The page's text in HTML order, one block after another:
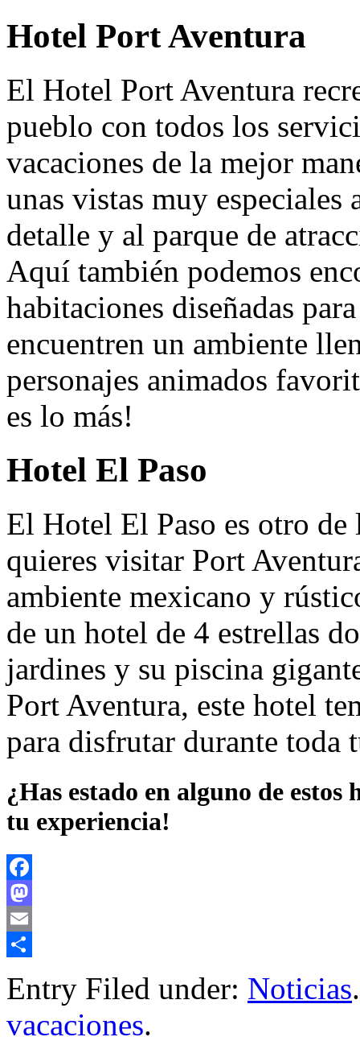
Hotel Port Aventura
El Hotel Port Aventura
pueblo con todos los
vacaciones de la mejor
unas vistas muy especiales
detalle y al parque de
Aquí también podemos
habitaciones diseñadas
encuentren un ambiente
personajes animados
es lo más!
Hotel El Paso
El Hotel El Paso es otro de
quieres visitar Port
ambiente mexicano y
de un hotel de 4 estrellas
jardines y su piscina
Port Aventura, este hotel
para disfrutar durante toda
¿Has estado en alguno de
tu experiencia!
Facebook
Mastodon
Email
Entry Filed under: Noticias
vacaciones.